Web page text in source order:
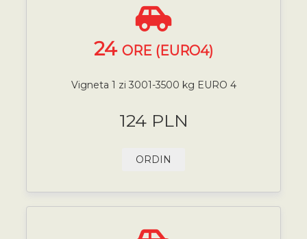
24 ORE (EURO4)
Vigneta 1 zi 3001-3500 kg EURO 4
124 PLN
ORDIN